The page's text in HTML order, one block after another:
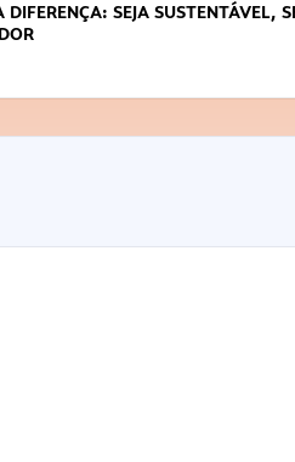
DIFERENÇA: SEJA SUSTENTÁVEL,